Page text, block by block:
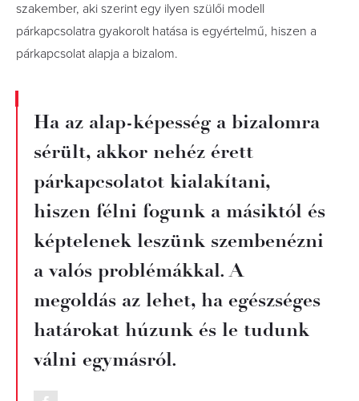
szakember, aki szerint egy ilyen szülői modell
párkapcsolatra gyakorolt hatása is egyértelmű, hiszen a
párkapcsolat alapja a bizalom.
Ha az alap-képesség a bizalomra
sérült, akkor nehéz érett
párkapcsolatot kialakítani,
hiszen félni fogunk a másiktól és
képtelenek leszünk szembenézni
a valós problémákkal. A
megoldás az lehet, ha egészséges
határokat húzunk és le tudunk
válni egymásról.